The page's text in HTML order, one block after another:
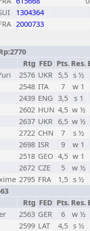
1304364
2000733
Rtg FED Pts. Res.
2576 UKR 5,5 s ½
2548 ITA 7
w 1
2439 ENG 3,5
s 1
2602 HUN 4,5 w ½
2637 UKR 6,5 w ½
2722 CHN 7
s ½
2698 ISR 9
w 1
2518 GEO 4,5 w 1
2672 CZE 5
w ½
2795 FRA 1,5 s ½
Rtg FED Pts. Res.
2563 GER 6
w ½
2599 LAT 4,5 s ½